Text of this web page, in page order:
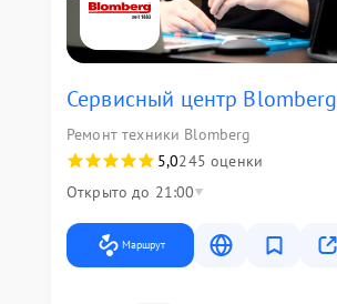
Сервисный центр Blomberg
Ремонт техники Blomberg
5,0245 оценки
Открыто до 21:00
Маршрут